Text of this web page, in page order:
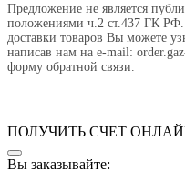
Предложение не является
положениями ч.2 ст.437 ГК
доставки товаров Вы можете
написав нам на e-mail:
форму обратной связи.
ПОЛУЧИТЬ СЧЕТ
Вы заказывайте: